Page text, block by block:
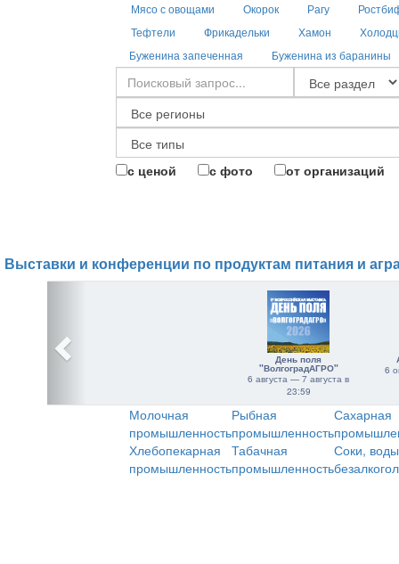
Мясо с овощами
Окорок Рагу
Тефтели
Фрикадельки Хамон
Буженина запеченная
Буженина из баранины
с ценой с фото от организаций
Выставки и конференции по продуктам питания и
День поля
"ВолгоградАГРО"
6 августа — 7 августа в
23:59
6
Молочная
промышленность
Рыбная
промышленность
Сахарная
Хлебопекарная
промышленность
Табачная
промышленность
Соки,